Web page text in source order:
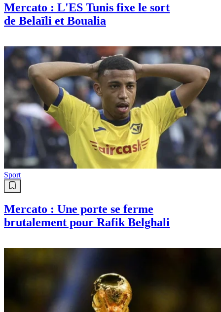
Mercato : L'ES Tunis fixe le sort
de Belaïli et Boualia
Sport
Mercato : Une porte se ferme
brutalement pour Rafik Belghali